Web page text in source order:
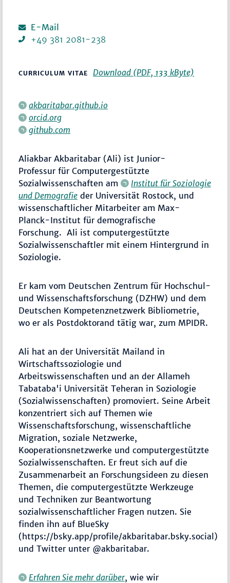
E-Mail
+49 381 2081-238
CURRICULUM VITAE Download (PDF, 133 kByte)
akbaritabar.github.io
orcid.org
github.com
Aliakbar Akbaritabar (Ali) ist Junior-
Professur für Computergestützte
Sozialwissenschaften am
Institut für Soziologie
und Demografie der Universität Rostock, und
wissenschaftlicher Mitarbeiter am Max-
Planck-Institut für demografische
Forschung. Ali ist computergestützte
Sozialwissenschaftler mit einem Hintergrund in
Soziologie.
Er kam vom Deutschen Zentrum für Hochschul-
und Wissenschaftsforschung (DZHW) und dem
Deutschen Kompetenznetzwerk Bibliometrie,
wo er als Postdoktorand tätig war, zum MPIDR.
Ali hat an der Universität Mailand in
Wirtschaftssoziologie und
Arbeitswissenschaften und an der Allameh
Tabataba'i Universität Teheran in Soziologie
(Sozialwissenschaften) promoviert. Seine Arbeit
konzentriert sich auf Themen wie
Wissenschaftsforschung, wissenschaftliche
Migration, soziale Netzwerke,
Kooperationsnetzwerke und computergestützte
Sozialwissenschaften. Er freut sich auf die
Zusammenarbeit an Forschungsideen zu diesen
Themen, die computergestützte Werkzeuge
und Techniken zur Beantwortung
sozialwissenschaftlicher Fragen nutzen. Sie
finden ihn auf BlueSky
(https://bsky.app/profile/akbaritabar.bsky.social)
und Twitter unter @akbaritabar.
Erfahren Sie mehr darüber, wie wir